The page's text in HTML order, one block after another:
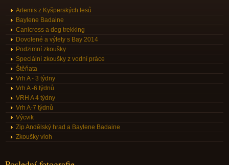
Artemis z Kyšperských lesů
Baylene Badaine
Canicross a dog trekking
Dovolené a výlety s Bay 2014
Podzimní zkoušky
Speciální zkoušky z vodní práce
Štěňata
Vrh A - 3 týdny
Vrh A -6 týdnů
VRH A 4 týdny
Vrh A-7 týdnů
Výcvik
Zip Andělský hrad a Baylene Badaine
Zkoušky vloh